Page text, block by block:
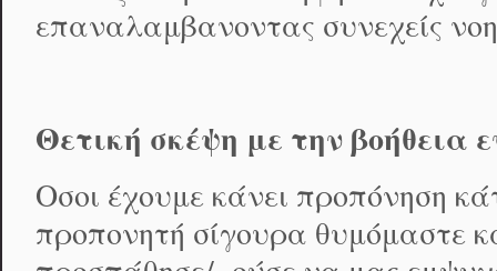
επαναλαμβανοντας συνεχείς
Θετική σκέψη με την βοήθεια
Οσοι έχουμε κάνει προπόνηση
προπονητή σίγουρα θυμόμαστε